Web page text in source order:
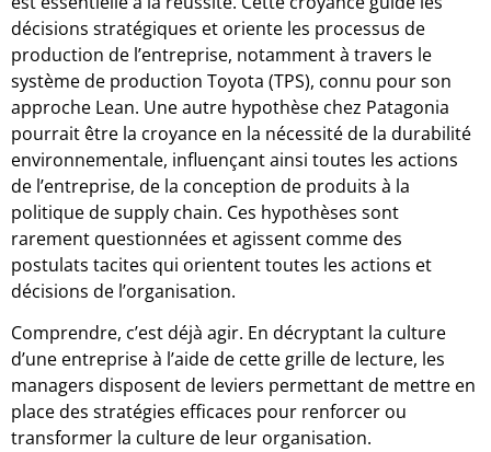
décisions stratégiques et oriente les processus de
production de l’entreprise, notamment à travers le
système de production Toyota (TPS), connu pour son
approche Lean. Une autre hypothèse chez Patagonia
pourrait être la croyance en la nécessité de la durabilité
environnementale, influençant ainsi toutes les actions
de l’entreprise, de la conception de produits à la
politique de supply chain. Ces hypothèses sont
rarement questionnées et agissent comme des
postulats tacites qui orientent toutes les actions et
décisions de l’organisation.
Comprendre, c’est déjà agir. En décryptant la culture
d’une entreprise à l’aide de cette grille de lecture, les
managers disposent de leviers permettant de mettre en
place des stratégies efficaces pour renforcer ou
transformer la culture de leur organisation.